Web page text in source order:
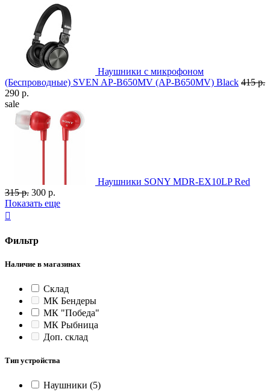
Наушники с микрофоном
(Беспроводные) SVEN AP-B650MV (AP-B650MV) Black 415 р.
290 р.
sale
Наушники SONY MDR-EX10LP Red
315 р. 300 р.
Показать еще

Фильтр
Наличие в магазинах
Склад
МК Бендеры
МК "Победа"
МК Рыбница
Доп. склад
Тип устройства
Наушники (5)